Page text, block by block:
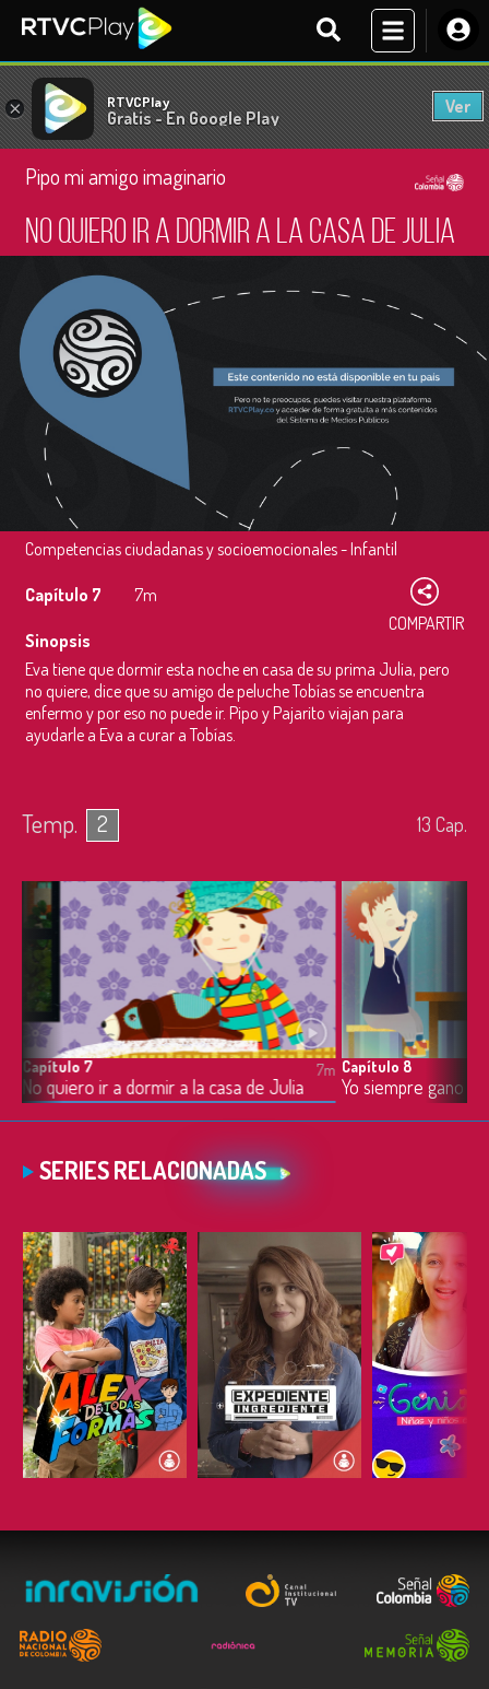
× RTVCPlay
Gratis - En Google Play
Ver
Pipo mi amigo imaginario
No quiero ir a dormir a la casa de Julia
Competencias ciudadanas y socioemocionales - Infantil
Capítulo 7
7m
COMPARTIR
Sinopsis
Eva tiene que dormir esta noche en casa de su prima Julia, pero
no quiere, dice que su amigo de peluche Tobías se encuentra
enfermo y por eso no puede ir. Pipo y Pajarito viajan para
ayudarle a Eva a curar a Tobías.
Temp. 2 13 Cap.
Capítulo 7
No quiero ir a dormir a la casa de Julia
7m Capítulo 8
Yo siempre gano el
SERIES RELACIONADAS
ESCUCHAR ESCUCHAR